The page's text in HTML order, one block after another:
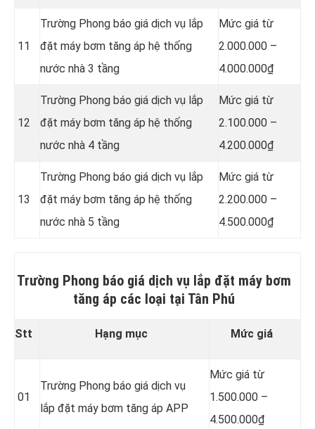
11
Trường Phong báo giá dịch vụ lắp
đặt máy bơm tăng áp hệ thống
nước nhà 3 tầng
Mức giá từ
2.000.000 –
4.000.000₫
12
Trường Phong báo giá dịch vụ lắp
đặt máy bơm tăng áp hệ thống
nước nhà 4 tầng
Mức giá từ
2.100.000 –
4.200.000₫
13
Trường Phong báo giá dịch vụ lắp
đặt máy bơm tăng áp hệ thống
nước nhà 5 tầng
Mức giá từ
2.200.000 –
4.500.000₫
Trường Phong báo giá dịch vụ lắp đặt máy bơm
tăng áp các loại tại Tân Phú
Stt Hạng mục Mức giá
01
Trường Phong báo giá dịch vụ
lắp đặt máy bơm tăng áp APP
Mức giá từ
1.500.000 –
4.500.000₫